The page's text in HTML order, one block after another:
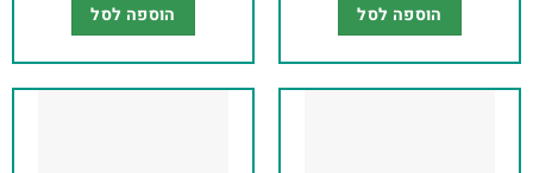
הוספה לסל הוספה לסל